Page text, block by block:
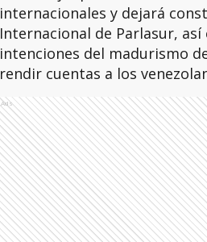
internacionales y dejará
Internacional de Parlasur,
intenciones del madurismo
rendir cuentas a los
Ads